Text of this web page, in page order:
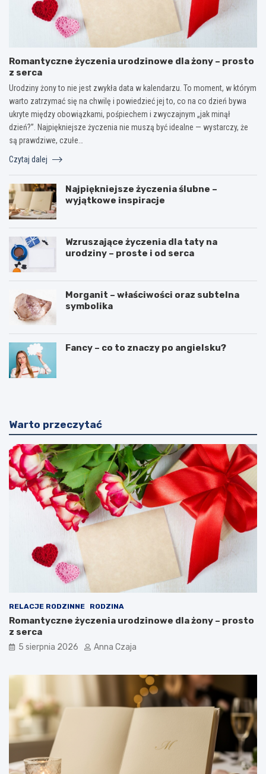
Romantyczne życzenia urodzinowe dla żony – prosto
z serca
Urodziny żony to nie jest zwykła data w kalendarzu. To moment, w którym
warto zatrzymać się na chwilę i powiedzieć jej to, co na co dzień bywa
ukryte między obowiązkami, pośpiechem i zwyczajnym „jak minął
dzień?”. Najpiękniejsze życzenia nie muszą być idealne — wystarczy, że
są prawdziwe, czułe…
Czytaj dalej
Najpiękniejsze życzenia ślubne –
wyjątkowe inspiracje
Wzruszające życzenia dla taty na
urodziny – proste i od serca
Morganit – właściwości oraz subtelna
symbolika
Fancy – co to znaczy po angielsku?
Warto przeczytać
RELACJE RODZINNE RODZINA
Romantyczne życzenia urodzinowe dla żony – prosto
z serca
5 sierpnia 2026 Anna Czaja